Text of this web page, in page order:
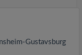
Gustavsburg